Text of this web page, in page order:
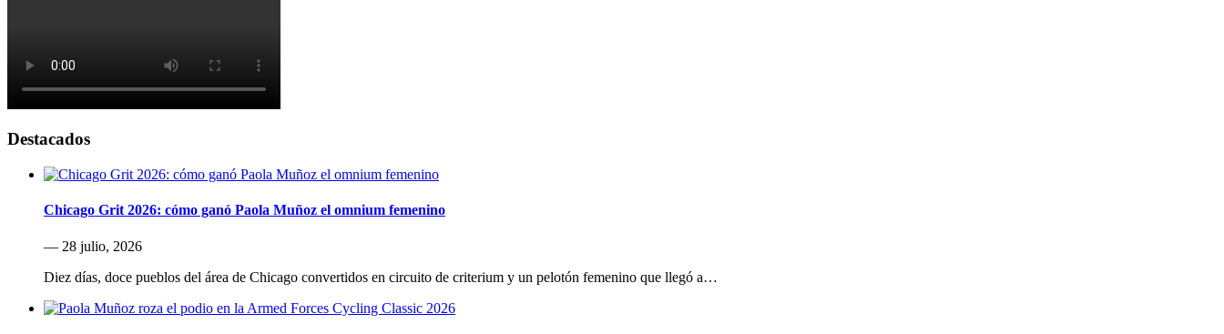
Destacados
Chicago Grit 2026: cómo ganó Paola Muñoz el omnium femenino
— 28 julio, 2026
Diez días, doce pueblos del área de Chicago convertidos en circuito de criterium y un pelotón femenino que llegó a…